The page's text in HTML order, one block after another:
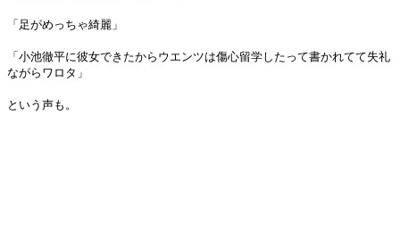
「足がめっちゃ綺麗」
「小池徹平に彼女できたからウエンツは傷心留学したって書かれてて失礼
ながらワロタ」
という声も。